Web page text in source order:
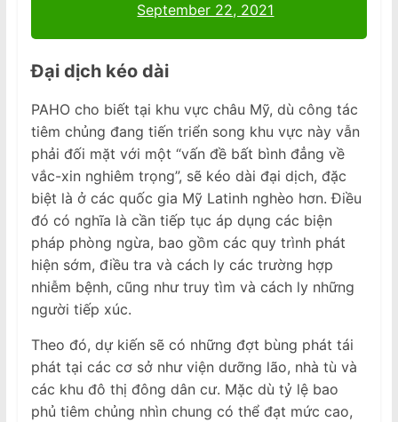
September 22, 2021
Đại dịch kéo dài
PAHO cho biết tại khu vực châu Mỹ, dù công tác
tiêm chủng đang tiến triển song khu vực này vẫn
phải đối mặt với một “vấn đề bất bình đẳng về
vắc-xin nghiêm trọng”, sẽ kéo dài đại dịch, đặc
biệt là ở các quốc gia Mỹ Latinh nghèo hơn. Điều
đó có nghĩa là cần tiếp tục áp dụng các biện
pháp phòng ngừa, bao gồm các quy trình phát
hiện sớm, điều tra và cách ly các trường hợp
nhiễm bệnh, cũng như truy tìm và cách ly những
người tiếp xúc.
Theo đó, dự kiến sẽ có những đợt bùng phát tái
phát tại các cơ sở như viện dưỡng lão, nhà tù và
các khu đô thị đông dân cư. Mặc dù tỷ lệ bao
phủ tiêm chủng nhìn chung có thể đạt mức cao,